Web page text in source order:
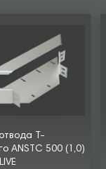
Т-
ANSTC 500 (1,0)